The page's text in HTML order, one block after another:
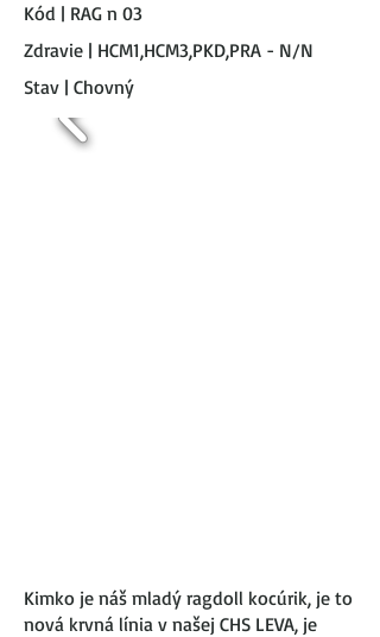
Kód | RAG n 03
Zdravie | HCM1,HCM3,PKD,PRA - N/N
Stav | Chovný
Kimko je náš mladý ragdoll kocúrik, je to
nová krvná línia v našej CHS LEVA, je